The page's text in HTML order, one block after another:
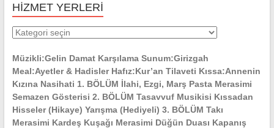
HİZMET YERLERİ
HİZMET
Müzikli:Gelin Damat Karşılama Sunum:Girizgah
Meal:Ayetler & Hadisler Hafız:Kur’an Tilaveti Kıssa:Annenin
Kızına Nasihati 1. BÖLÜM İlahi, Ezgi, Marş Pasta Merasimi
Semazen Gösterisi 2. BÖLÜM Tasavvuf Musikisi Kıssadan
Hisseler (Hikaye) Yarışma (Hediyeli) 3. BÖLÜM Takı
Merasimi Kardeş Kuşağı Merasimi Düğün Duası Kapanış